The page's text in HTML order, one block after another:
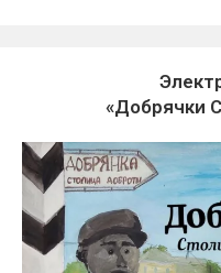
«Добрячки